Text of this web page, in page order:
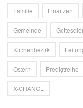
Familie Finanzen
Gemeinde
Kirchenbezirk
Ostern Predigtreihe
X-CHANGE